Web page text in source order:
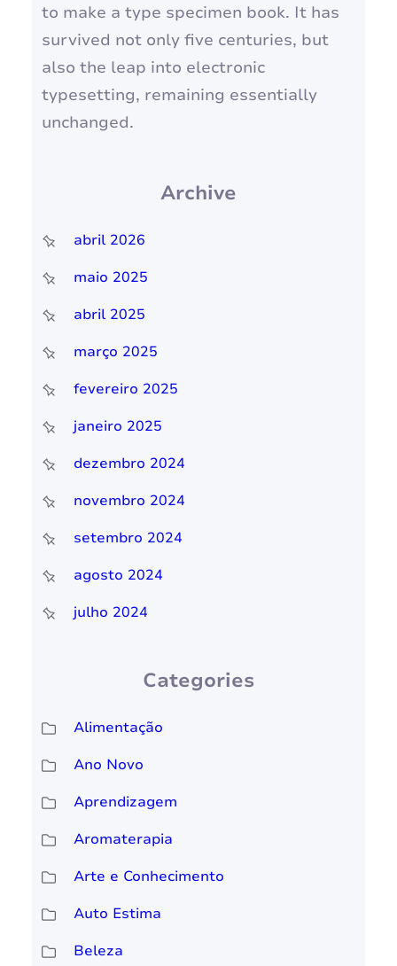
to make a type specimen book. It has
survived not only five centuries, but
also the leap into electronic
typesetting, remaining essentially
unchanged.
Archive
abril 2026
maio 2025
abril 2025
março 2025
fevereiro 2025
janeiro 2025
dezembro 2024
novembro 2024
setembro 2024
agosto 2024
julho 2024
Categories
Alimentação
Ano Novo
Aprendizagem
Aromaterapia
Arte e Conhecimento
Auto Estima
Beleza